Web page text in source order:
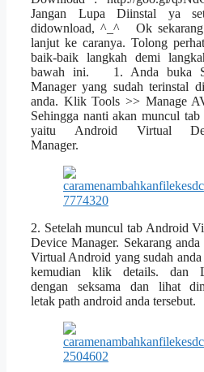
Jangan Lupa Diinstal ya
didownload, ^_^ Ok
lanjut ke caranya. Tolong
baik-baik langkah demi
bawah ini. 1. Anda buka
Manager yang sudah terinstal
anda. Klik Tools >> Manage
Sehingga nanti akan muncul tab
yaitu Android Virtual
Manager.
2. Setelah muncul tab Android
Device Manager. Sekarang
Virtual Android yang sudah anda
kemudian klik details. dan
dengan seksama dan lihat
letak path android anda tersebut.